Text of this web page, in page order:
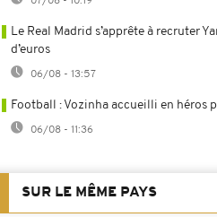
Le Real Madrid s’apprête à recruter
d’euros
06/08 - 13:57
Football : Vozinha accueilli en héros
06/08 - 11:36
SUR LE MÊME PAYS